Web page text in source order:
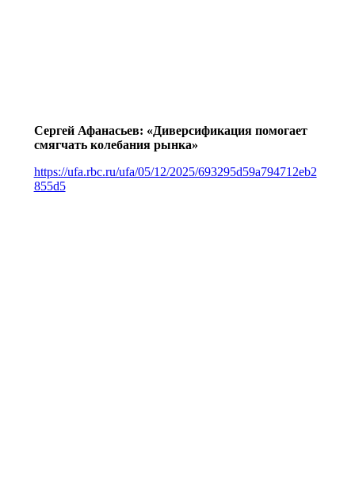
Сергей Афанасьев: «Диверсификация помогает
смягчать колебания рынка»
https://ufa.rbc.ru/ufa/05/12/2025/693295d59a794712eb2
855d5